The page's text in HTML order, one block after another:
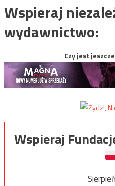
Wspieraj
wydawnictwo:
Czy jest
Wspieraj